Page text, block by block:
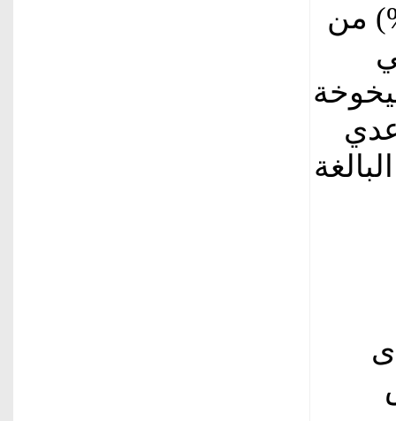
المبكر حوالي (54%) من